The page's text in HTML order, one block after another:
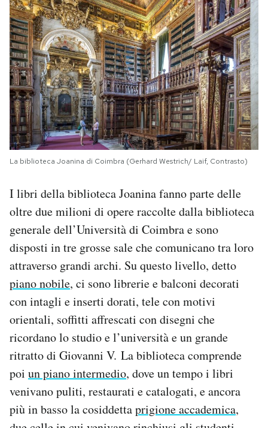
La biblioteca Joanina di Coimbra (Gerhard Westrich/ Laif, Contrasto)
I libri della biblioteca Joanina fanno parte delle
oltre due milioni di opere raccolte dalla biblioteca
generale dell’Università di Coimbra e sono
disposti in tre grosse sale che comunicano tra loro
attraverso grandi archi. Su questo livello, detto
piano nobile, ci sono librerie e balconi decorati
con intagli e inserti dorati, tele con motivi
orientali, soffitti affrescati con disegni che
ricordano lo studio e l’università e un grande
ritratto di Giovanni V. La biblioteca comprende
poi un piano intermedio, dove un tempo i libri
venivano puliti, restaurati e catalogati, e ancora
più in basso la cosiddettaprigione accademica,